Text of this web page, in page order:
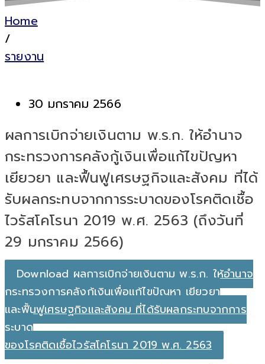
Home
/
รายงาน
30 มกราคม 2566
ผลการเบิกจ่ายเงินตาม พ.ร.ก. ให้อำนาจ
กระทรวงการคลังกู้เงินเพื่อแก้ไขปัญหา
เยียวยา และฟื้นฟูเศรษฐกิจและสังคม ที่ได้
รับผลกระทบจากการระบาดของโรคติดเชื้อ
ไวรัสโคโรนา 2019 พ.ศ. 2563 (ถึงวันที่
29 มกราคม 2566)
Download ผลการเบิกจ่ายเงินตาม พ.ร.ก. ให้อำนาจ
กระทรวงการคลังกู้เงินเพื่อแก้ไขปัญหา เยียวยา
และฟื้นฟูเศรษฐกิจและสังคม ที่ได้รับผลกระทบจากการ
ระบาด
ของโรคติดเชื้อไวรัสโคโรนา 2019 พ.ศ. 2563